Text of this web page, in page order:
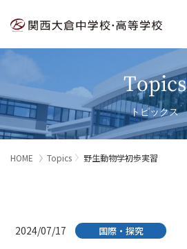
Topics
トピックス
HOME Topics 野生動物学初歩実習
2024/07/17 国際・探究